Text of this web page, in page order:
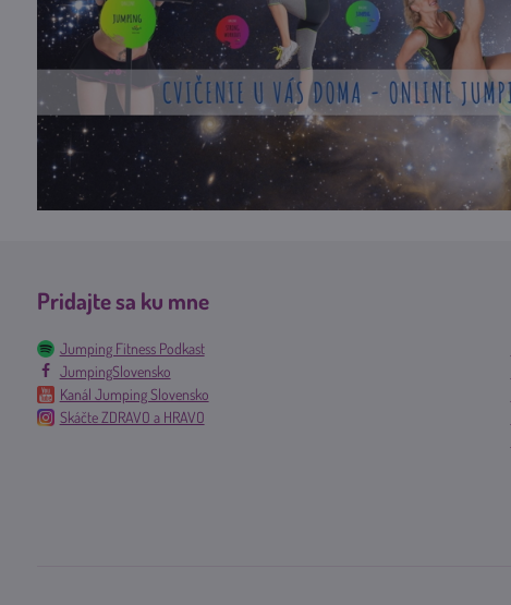
Pridajte sa ku mne
Jumping Fitness Podkast
JumpingSlovensko
Kanál Jumping Slovensko
Skáčte ZDRAVO a HRAVO